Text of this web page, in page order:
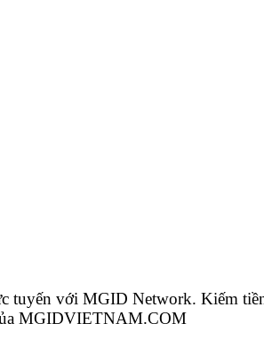
tuyến với MGID Network. Kiếm
MGIDVIETNAM.COM